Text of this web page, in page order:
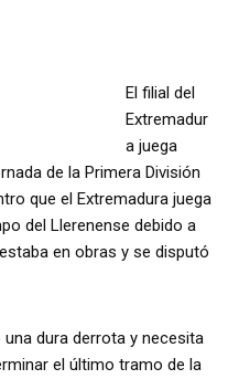
El filial del
Extremadur
a juega
de la Primera División
que el Extremadura juega
del Llerenense debido a
en obras y se disputó
una dura derrota y necesita
el último tramo de la